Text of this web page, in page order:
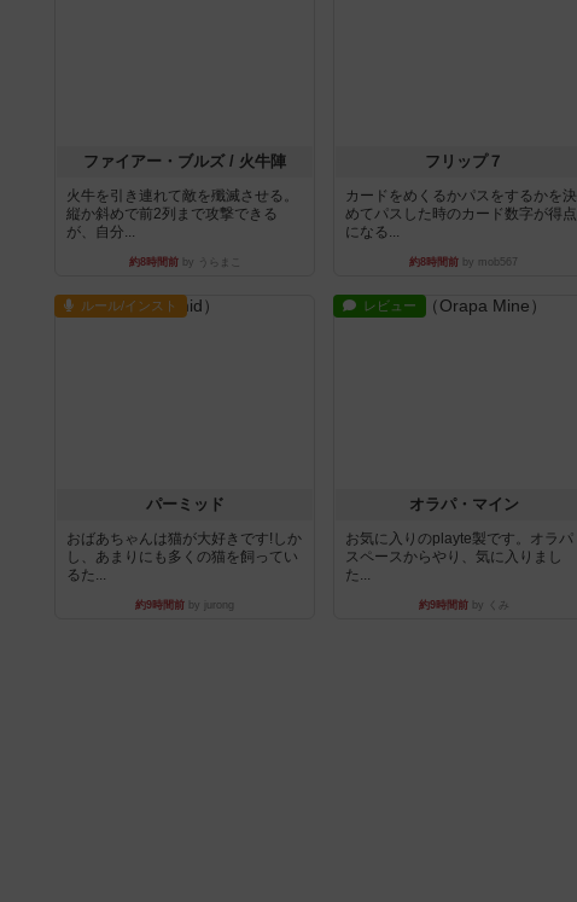
ファイアー・ブルズ / 火牛陣
火牛を引き連れて敵を殲滅させる。
縦か斜めで前2列まで攻撃できる
が、自分...
約8時間前by うらまこ
フリップ７
カードをめくるかパスをするかを決
めてパスした時のカード数字が得点
になる...
約8時間前 by mob567
ルール/インスト
パーミッド
おばあちゃんは猫が大好きです!しか
し、あまりにも多くの猫を飼ってい
るた...
約9時間前 by jurong
レビュー
オラパ・マイン
お気に入りのplayte製です。オラパ
スペースからやり、気に入りまし
た...
約9時間前by くみ